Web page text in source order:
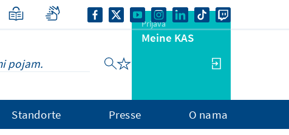
Prijava
Meine KAS
Standorte Presse O nama